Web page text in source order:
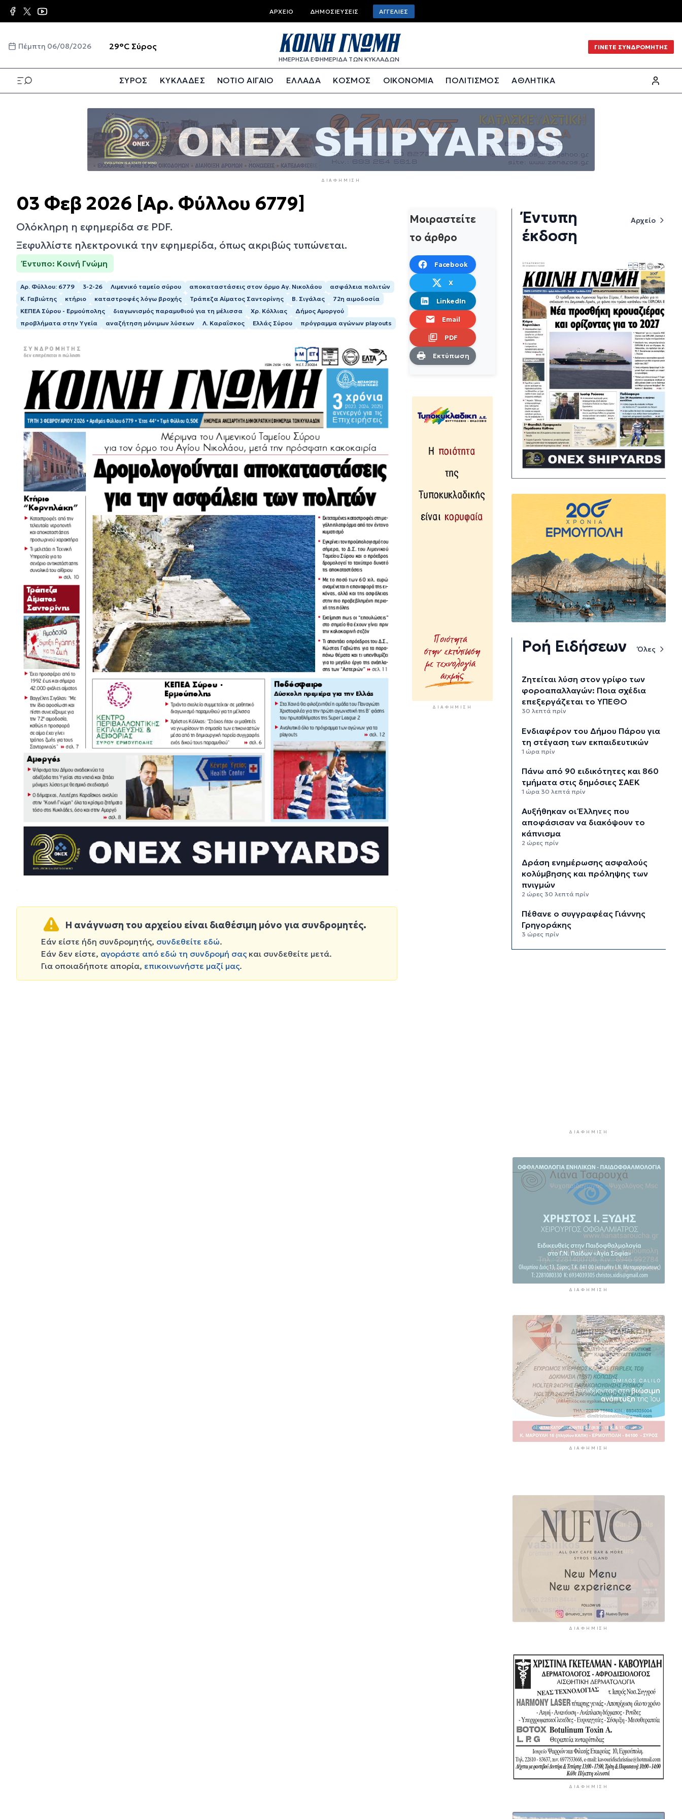
Παράκαμψη
προς
κυρίως
Top
bar
menu
ΑΡΧΕΊΟ ΔΗΜΟΣΙΕΎΣΕΙΣ ΑΓΓΕΛΊΕΣ
Πέμπτη 06/08/2026 29°C Σύρος
ΗΜΕΡΗΣΙΑ ΕΦΗΜΕΡΙΔΑ ΤΩΝ ΚΥΚΛΑΔΩΝ
ΓΙΝΕΤΕ ΣΥΝΔΡΟΜΗΤΗΣ
ΣΥΡΟΣ ΚΥΚΛΑΔΕΣ ΝΟΤΙΟ ΑΙΓΑΙΟ ΕΛΛΑΔΑ ΚΟΣΜΟΣ ΟΙΚΟΝΟΜΙΑ ΠΟΛΙΤΙΣΜΟΣ
ΑΘΛΗΤΙΚΑ
ΔΙΑΦΉΜΙΣΗ
03 Φεβ 2026 [Αρ. Φύλλου 6779]
Ολόκληρη η εφημερίδα σε PDF.
Ξεφυλλίστε ηλεκτρονικά την εφημερίδα, όπως ακριβώς τυπώνεται.
Έντυπο: Κοινή Γνώμη
Αρ. Φύλλου: 6779 3-2-26 Λιμενικό ταμείο σύρου αποκαταστάσεις στον όρμο Αγ. Νικολάου
ασφάλεια πολιτών
Κ. Γαβιώτης
κτήριο καταστροφές λόγω βροχής Τράπεζα Αίματος Σαντορίνης Β. Σιγάλας
72η αιμοδοσία
ΚΕΠΕΑ Σύρου - Ερμούπολης
διαγωνισμός παραμυθιού για τη μέλισσα Χρ. Κόλλιας
Δήμος Αμοργού
προβλήματα στην Υγεία
αναζήτηση μόνιμων λύσεων Λ. Καραΐσκος Ελλάς Σύρου πρόγραμμα αγώνων playouts
Η ανάγνωση του αρχείου είναι διαθέσιμη μόνο για συνδρομητές.
Εάν είστε ήδη συνδρομητής, συνδεθείτε εδώ.
Εάν δεν είστε, αγοράστε από εδώ τη συνδρομή σας και συνδεθείτε μετά.
Για οποιαδήποτε απορία, επικοινωνήστε μαζί μας.
Μοιραστείτε
το άρθρο
Facebook
X
LinkedIn
Email
PDF
Εκτύπωση
ΔΙΑΦΉΜΙΣΗ
Έντυπη
έκδοση
Αρχείο
Ροή Ειδήσεων Όλες
Ζητείται λύση στον γρίφο των
φοροαπαλλαγών: Ποια σχέδια
επεξεργάζεται το ΥΠΕΘΟ
30 λεπτά πρίν
Ενδιαφέρον του Δήμου Πάρου για
τη στέγαση των εκπαιδευτικών
1 ώρα πρίν
Πάνω από 90 ειδικότητες και 860
τμήματα στις δημόσιες ΣΑΕΚ
1 ώρα 30 λεπτά πρίν
Αυξήθηκαν οι Έλληνες που
αποφάσισαν να διακόψουν το
κάπνισμα
2 ώρες πρίν
Δράση ενημέρωσης ασφαλούς
κολύμβησης και πρόληψης των
πνιγμών
2 ώρες 30 λεπτά πρίν
Πέθανε ο συγγραφέας Γιάννης
Γρηγοράκης
3 ώρες πρίν
εργατοτεχνίτες οικοδόμους
5 ώρες 10 λεπτά πρίν
Το εξωτικό φρούτο που
καλλιεργείται μόνο σε ένα
5 ώρες 30 λεπτά πρίν
ΔΙΑΦΉΜΙΣΗ
ΔΙΑΦΉΜΙΣΗ
ΔΙΑΦΉΜΙΣΗ
ΔΙΑΦΉΜΙΣΗ
ΔΙΑΦΉΜΙΣΗ